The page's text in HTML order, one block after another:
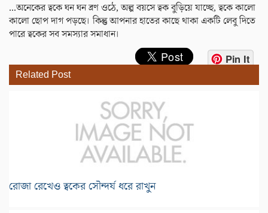
...অনেকের ত্বকে ঘন ঘন ব্রণ ওঠে, অল্প বয়সে ত্বক বুড়িয়ে যাচ্ছে, ত্বকে কালো
কালো ছোপ দাগ পড়ছে। কিন্তু আপনার হাতের কাছে থাকা একটি লেবু দিতে
পারে ত্বকের সব সমস্যার সমাধান।
Pin It
Related Post
রোজা রেখেও ত্বকের সৌন্দর্য ধরে রাখুন